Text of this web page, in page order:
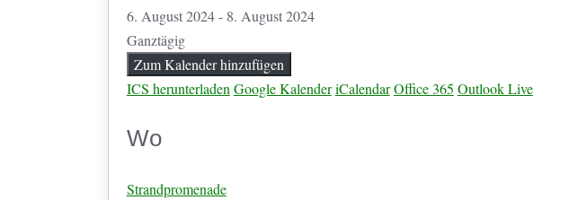
6. August 2024 - 8. August 2024
Ganztägig
Zum Kalender hinzufügen
ICS herunterladen Google Kalender iCalendar Office 365 Outlook Live
Wo
Strandpromenade